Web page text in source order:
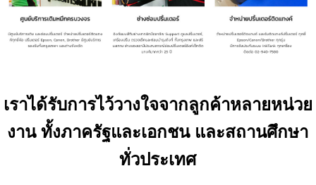
เราได้รับการไว้วางใจจากลูกค้าหลายหน่วย
งาน ทั้งภาครัฐและเอกชน และสถานศึกษา
ทั่วประเทศ